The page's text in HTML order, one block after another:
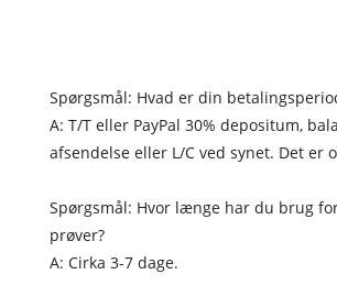
Spørgsmål: Hvad er din
A: T/T eller PayPal 30% depositum,
afsendelse eller L/C ved synet. Det er
Spørgsmål: Hvor længe har du brug
prøver?
A: Cirka 3-7 dage.